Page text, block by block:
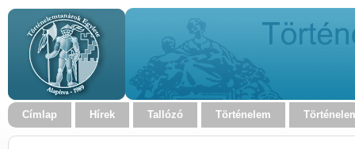
Címlap Hírek Tallózó Történelem